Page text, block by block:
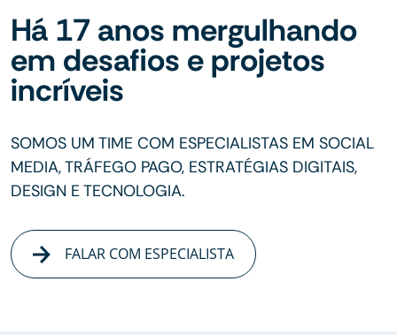
Há 17 anos mergulhando
em desafios e projetos
incríveis
SOMOS UM TIME COM ESPECIALISTAS EM SOCIAL
MEDIA, TRÁFEGO PAGO, ESTRATÉGIAS DIGITAIS,
DESIGN E TECNOLOGIA.
FALAR COM ESPECIALISTA